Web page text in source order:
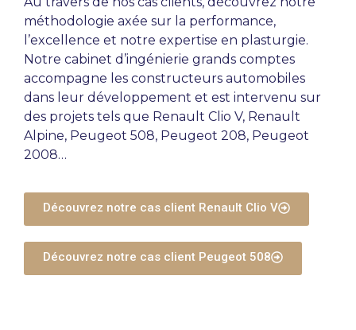
méthodologie axée sur la performance,
l’excellence et notre expertise en plasturgie.
Notre cabinet d’ingénierie grands comptes
accompagne les constructeurs automobiles
dans leur développement et est intervenu sur
des projets tels que Renault Clio V, Renault
Alpine, Peugeot 508, Peugeot 208, Peugeot
2008…
Découvrez notre cas client Renault Clio V
Découvrez notre cas client Peugeot 508